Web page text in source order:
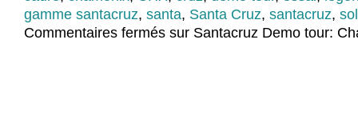
gamme santacruz, santa, Santa Cruz, santacruz,
Commentaires fermés sur Santacruz Demo tour: